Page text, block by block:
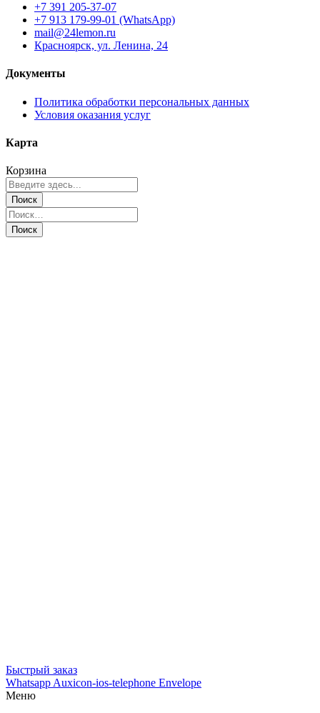
+7 391 205-37-07
+7 913 179-99-01 (WhatsApp)
mail@24lemon.ru
Красноярск, ул. Ленина, 24
Документы
Политика обработки персональных данных
Условия оказания услуг
Карта
Корзина
Быстрый заказ
Whatsapp Auxicon-ios-telephone Envelope
Меню